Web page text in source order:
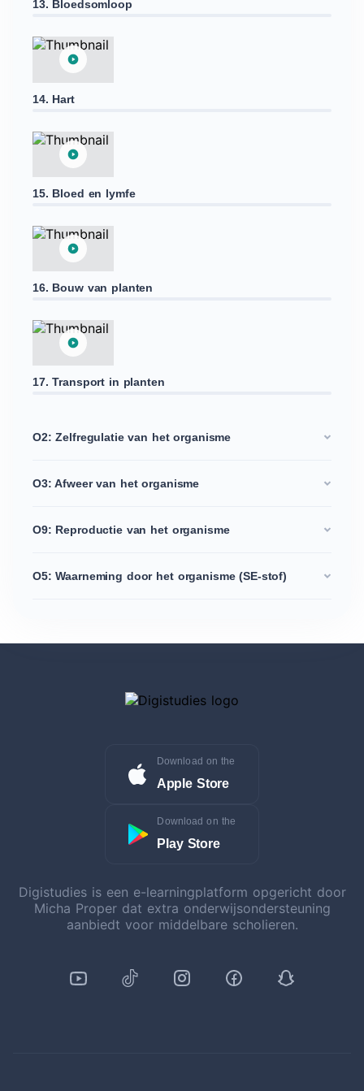
13. Bloedsomloop
14. Hart
15. Bloed en lymfe
16. Bouw van planten
17. Transport in planten
O2: Zelfregulatie van het organisme
O3: Afweer van het organisme
O9: Reproductie van het organisme
O5: Waarneming door het organisme (SE-stof)
Download on the
Apple Store
Download on the
Play Store
Digistudies is een e-learningplatform opgericht door
Micha Proper dat extra onderwijsondersteuning
aanbiedt voor middelbare scholieren.